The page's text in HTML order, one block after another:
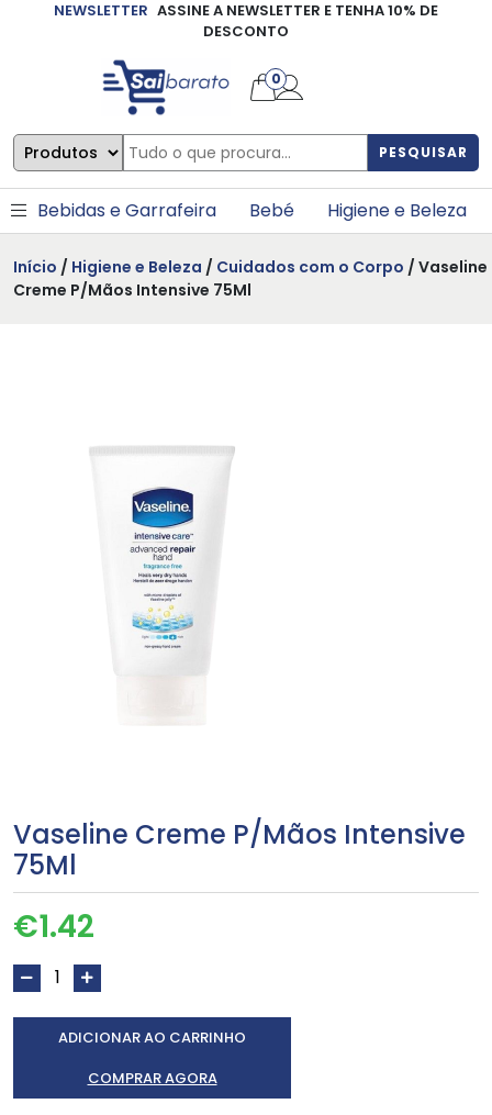
NEWSLETTER ASSINE A NEWSLETTER E TENHA 10% DE
DESCONTO
PESQUISAR
0
Bebidas e Garrafeira Bebé Higiene e Beleza
Início / Higiene e Beleza / Cuidados com o Corpo / Vaseline
Creme P/Mãos Intensive 75Ml
Vaseline Creme P/Mãos Intensive
75Ml
€1.42
ADICIONAR AO CARRINHO
COMPRAR AGORA